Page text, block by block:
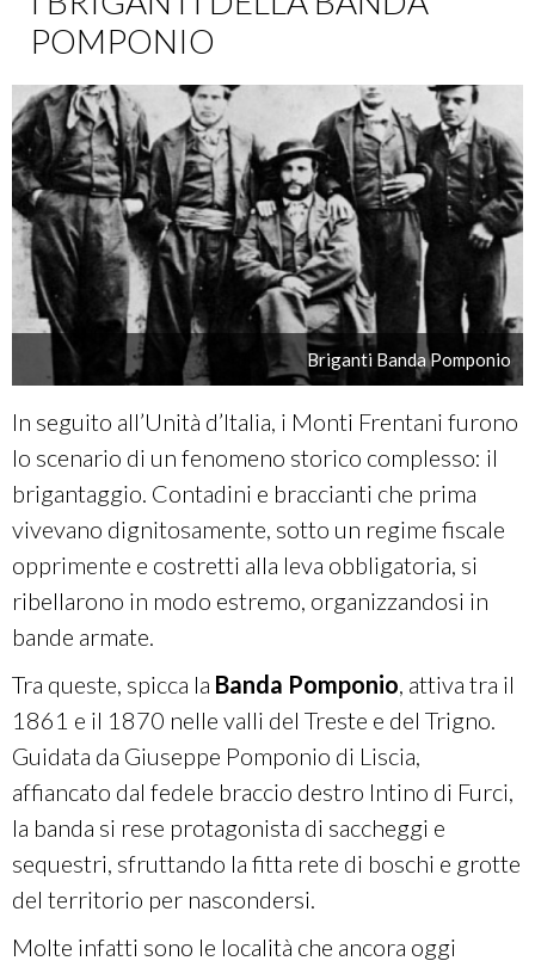
POMPONIO
Briganti Banda Pomponio
In seguito all’Unità d’Italia, i Monti Frentani furono
lo scenario di un fenomeno storico complesso: il
brigantaggio. Contadini e braccianti che prima
vivevano dignitosamente, sotto un regime fiscale
opprimente e costretti alla leva obbligatoria, si
ribellarono in modo estremo, organizzandosi in
bande armate.
Tra queste, spicca la Banda Pomponio , attiva tra il
1861 e il 1870 nelle valli del Treste e del Trigno.
Guidata da Giuseppe Pomponio di Liscia,
affiancato dal fedele braccio destro Intino di Furci,
la banda si rese protagonista di saccheggi e
sequestri, sfruttando la fitta rete di boschi e grotte
del territorio per nascondersi.
Molte infatti sono le località che ancora oggi